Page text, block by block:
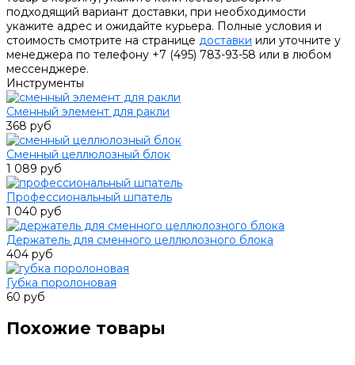
подходящий вариант доставки, при необходимости
укажите адрес и ожидайте курьера. Полные условия и
стоимость смотрите на странице доставки или уточните у
менеджера по телефону +7 (495) 783-93-58 или в любом
мессенджере.
Инструменты
Сменный элемент для ракли
368 руб
Сменный целлюлозный блок
1 089 руб
Профессиональный шпатель
1 040 руб
Держатель для сменного целлюлозного блока
404 руб
Губка поролоновая
60 руб
Похожие товары